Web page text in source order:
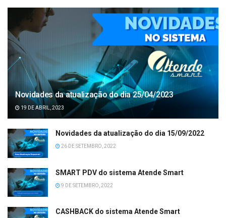
Novidades da atualização do dia 25/04/2023
19 DE ABRIL, 2023
Novidades da atualização do dia 15/09/2022
26 DE SETEMBRO, 2022
SMART PDV do sistema Atende Smart
9 DE SETEMBRO, 2022
CASHBACK do sistema Atende Smart